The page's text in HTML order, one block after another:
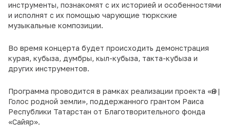
инструменты, познакомят с их историей и особенностями
и исполнят с их помощью чарующие тюркские
музыкальные композиции.
Во время концерта будет происходить демонстрация
курая, кубыза, думбры, кыл-кубыза, такта-кубыза и
других инструментов.
Программа проводится в рамках реализации проекта «Өн |
Голос родной земли», поддержанного грантом Раиса
Республики Татарстан от Благотворительного фонда
«Сайяр».